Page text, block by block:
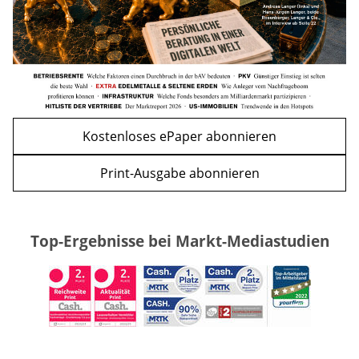
Kostenloses ePaper abonnieren
Print-Ausgabe abonnieren
Top-Ergebnisse bei Markt-Mediastudien